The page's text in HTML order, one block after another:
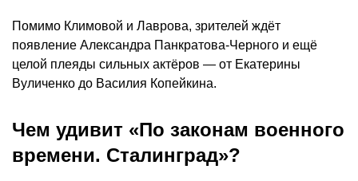
Помимо Климовой и Лаврова, зрителей ждёт
появление Александра Панкратова-Черного и ещё
целой плеяды сильных актёров — от Екатерины
Вуличенко до Василия Копейкина.
Чем удивит «По законам военного
времени. Сталинград»?